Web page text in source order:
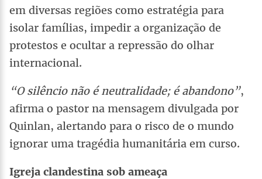
em diversas regiões como estratégia para
isolar famílias, impedir a organização de
protestos e ocultar a repressão do olhar
internacional.
“O silêncio não é neutralidade; é abandono”,
afirma o pastor na mensagem divulgada por
Quinlan, alertando para o risco de o mundo
ignorar uma tragédia humanitária em curso.
Igreja clandestina sob ameaça